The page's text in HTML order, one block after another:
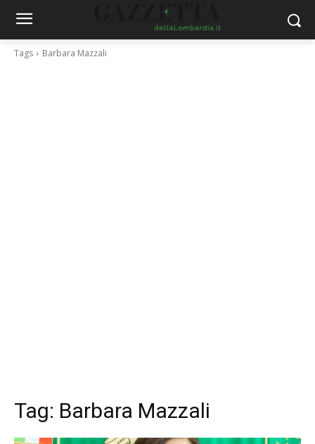
Tags Barbara Mazzali
Tag: Barbara Mazzali